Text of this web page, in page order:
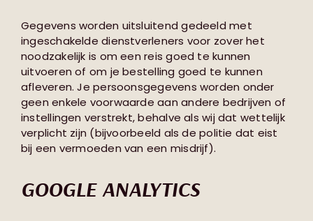
Gegevens worden uitsluitend gedeeld met
ingeschakelde dienstverleners voor zover het
noodzakelijk is om een reis goed te kunnen
uitvoeren of om je bestelling goed te kunnen
afleveren. Je persoonsgegevens worden onder
geen enkele voorwaarde aan andere bedrijven of
instellingen verstrekt, behalve als wij dat wettelijk
verplicht zijn (bijvoorbeeld als de politie dat eist
bij een vermoeden van een misdrijf).
GOOGLE ANALYTICS